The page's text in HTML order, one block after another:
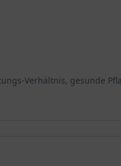
Verhältnis, gesunde